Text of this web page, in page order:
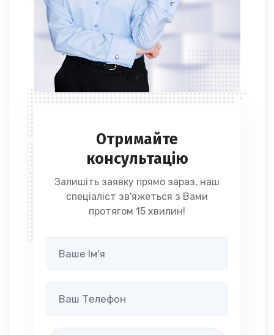
Отримайте
консультацію
Залишіть заявку прямо зараз, наш
спеціаліст зв'яжеться з Вами
протягом 15 хвилин!